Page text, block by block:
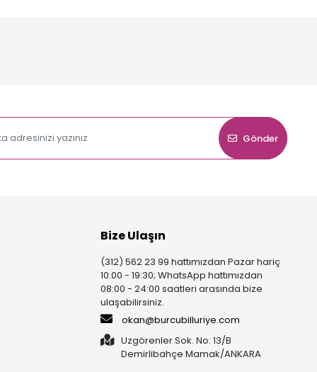
Gönder
Bize Ulaşın
(312) 562 23 99 hattımızdan Pazar hariç
10:00 - 19:30; WhatsApp hattımızdan
08:00 - 24:00 saatleri arasında bize
ulaşabilirsiniz.
okan@burcubilluriye.com
Uzgörenler Sok. No: 13/B
Demirlibahçe Mamak/ANKARA